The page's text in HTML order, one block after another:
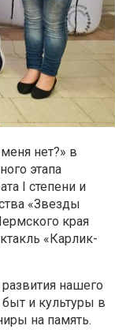
нет?» в
этапа
I степени и
«Звезды
края
«Карлик-
нашего
и культуры в
на память.